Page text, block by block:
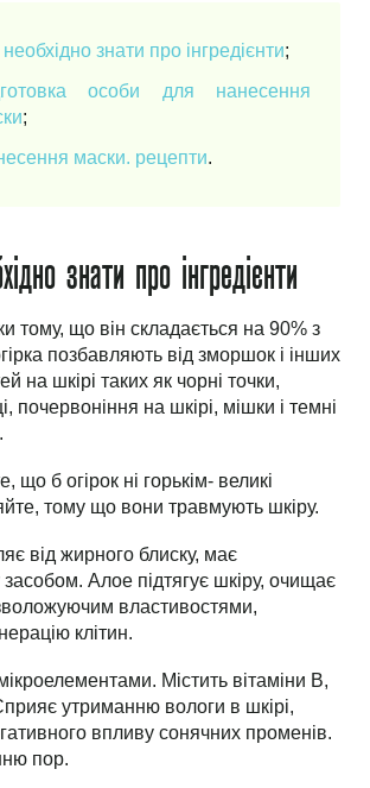
знати про інгредієнти;
особи для нанесення
;
маски. рецепти.
знати про інгредієнти
тому, що він складається на 90% з
позбавляють від зморшок і інших
на шкірі таких як чорні точки,
почервоніння на шкірі, мішки і темні
що б огірок ні горькім- великі
тому що вони травмують шкіру.
від жирного блиску, має
Алое підтягує шкіру, очищає
властивостями,
клітин.
Містить вітаміни В,
утриманню вологи в шкірі,
впливу сонячних променів.
пор.